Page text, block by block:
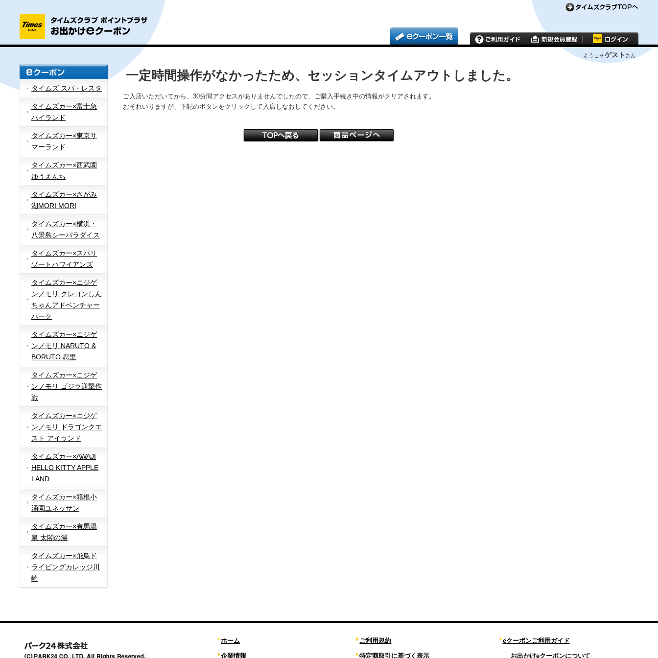
ようこそゲスト さん
タイムズ スパ・レスタ
タイムズカー×富士急
ハイランド
タイムズカー×東京サ
マーランド
タイムズカー×西武園
ゆうえんち
タイムズカー×さがみ
湖MORI MORI
タイムズカー×横浜・
八景島シーパラダイス
タイムズカー×スパリ
ゾートハワイアンズ
タイムズカー×ニジゲ
ンノモリ クレヨンしん
ちゃんアドベンチャー
パーク
タイムズカー×ニジゲ
ンノモリ NARUTO &
BORUTO 忍里
タイムズカー×ニジゲ
ンノモリ ゴジラ迎撃作
戦
タイムズカー×ニジゲ
ンノモリ ドラゴンクエ
スト アイランド
タイムズカー×AWAJI
HELLO KITTY APPLE
LAND
タイムズカー×箱根小
涌園ユネッサン
タイムズカー×有馬温
泉 太閤の湯
タイムズカー×飛鳥ド
ライビングカレッジ川
崎
一定時間操作がなかったため、セッションタイムアウトしました。
ご入店いただいてから、30分間アクセスがありませんでしたので、ご購入手続き中の情報がクリアされます。
おそれいりますが、下記のボタンをクリックして入店しなおしてください。
ホーム
企業情報
ご利用規約
特定商取引に基づく表示
eクーポンご利用ガイド
お出かけeクーポンについて